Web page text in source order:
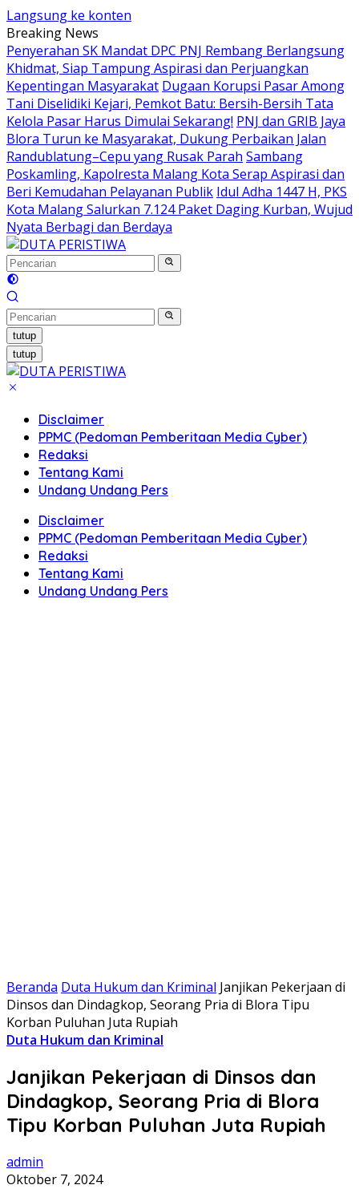
Langsung ke konten
Breaking News
Penyerahan SK Mandat DPC PNJ Rembang Berlangsung
Khidmat, Siap Tampung Aspirasi dan Perjuangkan
Kepentingan Masyarakat Dugaan Korupsi Pasar Among
Tani Diselidiki Kejari, Pemkot Batu: Bersih-Bersih Tata
Kelola Pasar Harus Dimulai Sekarang! PNJ dan GRIB Jaya
Blora Turun ke Masyarakat, Dukung Perbaikan Jalan
Randublatung–Cepu yang Rusak Parah Sambang
Poskamling, Kapolresta Malang Kota Serap Aspirasi dan
Beri Kemudahan Pelayanan Publik Idul Adha 1447 H, PKS
Kota Malang Salurkan 7.124 Paket Daging Kurban, Wujud
Nyata Berbagi dan Berdaya
tutup
tutup
Disclaimer
PPMC (Pedoman Pemberitaan Media Cyber)
Redaksi
Tentang Kami
Undang Undang Pers
Disclaimer
PPMC (Pedoman Pemberitaan Media Cyber)
Redaksi
Tentang Kami
Undang Undang Pers
Beranda Duta Hukum dan Kriminal Janjikan Pekerjaan di
Dinsos dan Dindagkop, Seorang Pria di Blora Tipu
Korban Puluhan Juta Rupiah
Duta Hukum dan Kriminal
Janjikan Pekerjaan di Dinsos dan
Dindagkop, Seorang Pria di Blora
Tipu Korban Puluhan Juta Rupiah
admin
Oktober 7, 2024